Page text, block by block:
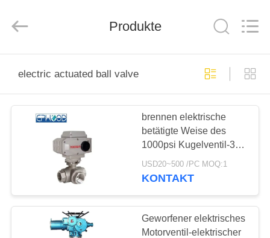
HAUSE
PRODUKTE
WERKSBESICHTIGUNG
Ltd..
Produkte
electric actuated ball valve
brennen elektrische
betätigte Weise des
1000psi Kugelventil-3
mit anti- heraus Stamm
durch
USD20~500 /PC MOQ:1
KONTAKT
Geworfener elektrisches
Motorventil-elektrischer